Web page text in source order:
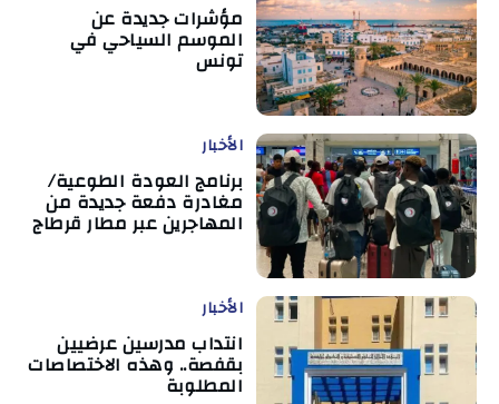
مؤشرات جديدة عن
الموسم السياحي في
تونس
الأخبار
برنامج العودة الطوعية/
مغادرة دفعة جديدة من
المهاجرين عبر مطار قرطاج
الأخبار
انتداب مدرسين عرضيين
بقفصة.. وهذه الاختصاصات
المطلوبة